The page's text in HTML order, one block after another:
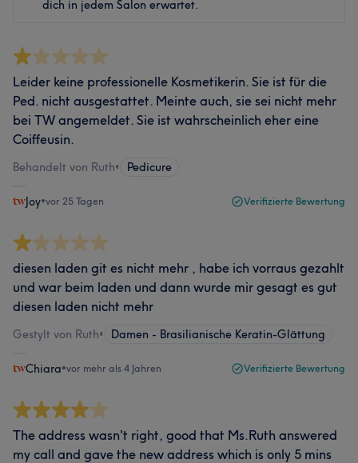
dich in jedem Salon erwartet.
Leider keine professionelle Kosmetikerin. Sie ist für die
Ped. nicht ausgestattet. Meinte auch, sie sei nicht mehr
bei TW angemeldet. Sie ist wahrscheinlich eher eine
Coiffeusin.
Behandelt von Ruth• Pedicure
Joy•vor 25 Tagen Verifizierte Bewertung
diesen laden git es nicht mehr , habe ich vorraus gezahlt
und war beim laden und dann wurde mir gesagt es gut
diesen laden nicht mehr
Gestylt von Ruth• Damen - Brasilianische Keratin-Glättung
Chiara•vor mehr als 4 Jahren Verifizierte Bewertung
The address wasn't right, good that Ms.Ruth answered
my call and gave the new address which is only 5 mins